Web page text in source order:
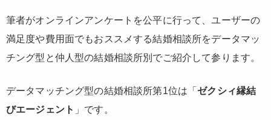
筆者がオンラインアンケートを公平に行って、ユーザーの
満足度や費用面でもおススメする結婚相談所をデータマッ
チング型と仲人型の結婚相談所別でご紹介して参ります。
データマッチング型の結婚相談所第1位は「ゼクシィ縁結
びエージェント 」です。